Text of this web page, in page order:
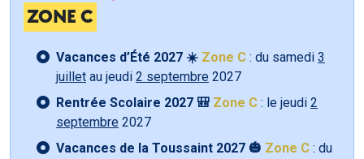
ZONE C
Vacances d’Été 2027 ☀️ Zone C : du samedi 3
juillet au jeudi 2 septembre 2027
Rentrée Scolaire 2027 🎒 Zone C : le jeudi 2
septembre 2027
Vacances de la Toussaint 2027 🎃 Zone C : du